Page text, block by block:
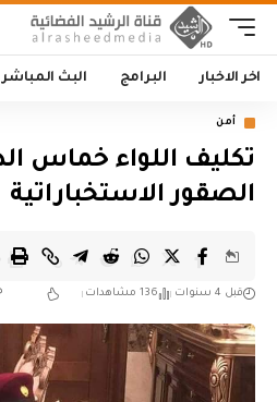
اخر الاخبار البرامج البث المباشر
أمن
تكليف اللواء خماس
الصقور الاستخباراتية
قبل 4 سنوات 136 مشاهدات